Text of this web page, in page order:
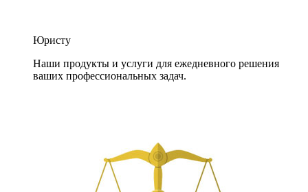
Юристу
Наши продукты и услуги для ежедневного решения
ваших профессиональных задач.